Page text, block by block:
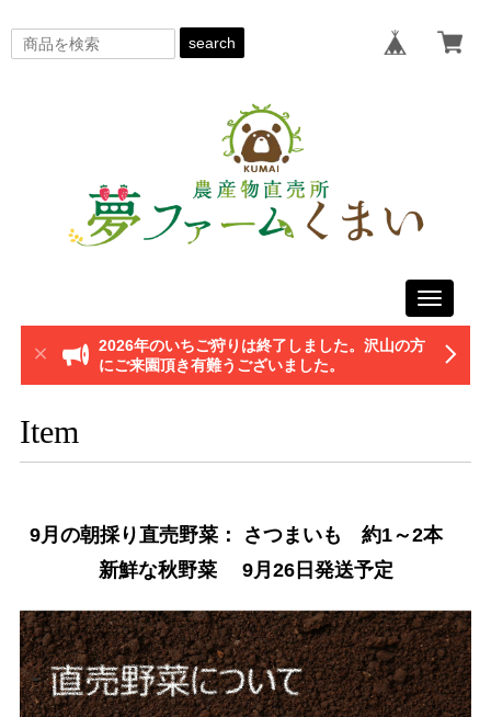
search
Toggle
2026年のいちご狩りは終了しました。沢山の方
にご来園頂き有難うございました。
Item
9月の朝採り直売野菜： さつまいも 約1～2本
新鮮な秋野菜 9月26日発送予定